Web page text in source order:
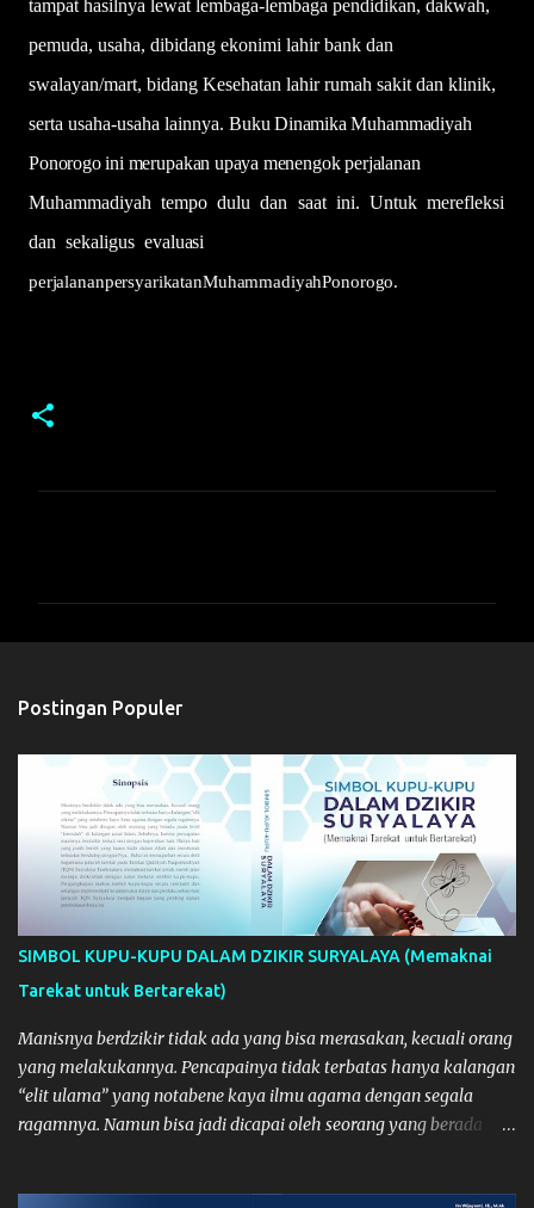
tampat hasilnya lewat lembaga-lembaga pendidikan, dakwah,
pemuda, usaha, dibidang ekonimi lahir bank dan
swalayan/mart, bidang Kesehatan lahir rumah sakit dan klinik,
serta usaha-usaha lainnya. Buku Dinamika Muhammadiyah
Ponorogo ini merupakan upaya menengok perjalanan
Muhammadiyah tempo dulu dan saat ini. Untuk merefleksi
dan sekaligus evaluasi
perjalananpersyarikatanMuhammadiyahPonorogo.
Postingan Populer
SIMBOL KUPU-KUPU DALAM DZIKIR SURYALAYA (Memaknai
Tarekat untuk Bertarekat)
Manisnya berdzikir tidak ada yang bisa merasakan, kecuali orang
yang melakukannya. Pencapainya tidak terbatas hanya kalangan
“elit ulama” yang notabene kaya ilmu agama dengan segala
ragamnya. Namun bisa jadi dicapai oleh seorang yang berada